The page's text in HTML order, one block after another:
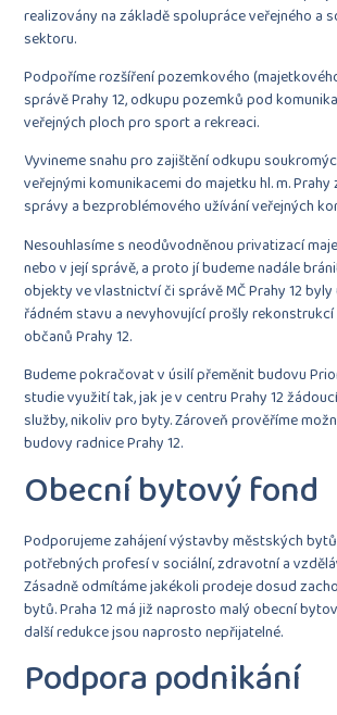
realizovány na základě spolupráce veřejného a
sektoru.
Podpoříme rozšíření pozemkového
správě Prahy 12, odkupu pozemků pod
veřejných ploch pro sport a rekreaci.
Vyvineme snahu pro zajištění odkupu
veřejnými komunikacemi do majetku hl. m.
správy a bezproblémového užívání veřejných
Nesouhlasíme s neodůvodněnou privatizací
nebo v její správě, a proto jí budeme nadále
objekty ve vlastnictví či správě MČ Prahy 12
řádném stavu a nevyhovující prošly
občanů Prahy 12.
Budeme pokračovat v úsilí přeměnit budovu
studie využití tak, jak je v centru Prahy 12
služby, nikoliv pro byty. Zároveň prověříme
budovy radnice Prahy 12.
Obecní bytový fond
Podporujeme zahájení výstavby městských
potřebných profesí v sociální, zdravotní a
Zásadněodmítáme jakékoli prodeje dosud
bytů. Praha 12 má již naprosto malý obecní
další redukce jsou naprosto nepřijatelné.
Podpora podnikání